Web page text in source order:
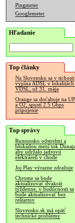
Pingmeter
Googlemeter
Hľadanie
Top články
Na Slovensku sa v tichosti
vypína ADSL v lokalitách
VDSL, už 31. mája
Orange sa doťahuje na
a O2, spustí 2.5 Gbps
pripojenie
Top správy
Rumunsko odstrelmi a
blokádou mení tok
aby udržalo jadrovú
elektráreň v chode
Joj Play výrazne zdražuje
Chrome sa bude
aktualizovať dvakrát
týždenne, v budúcnosti sa
bude aktualizovať bez
reštartov
Slovensko.sk má opäť
technické problémy